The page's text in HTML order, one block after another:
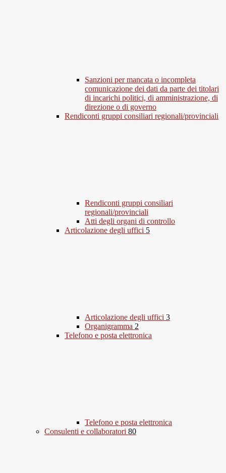
Sanzioni per mancata o incompleta
comunicazione dei dati da parte dei titolari
di incarichi politici, di amministrazione, di
direzione o di governo
Rendiconti gruppi consiliari regionali/provinciali
Rendiconti gruppi consiliari
regionali/provinciali
Atti degli organi di controllo
Articolazione degli uffici 5
Articolazione degli uffici 3
Organigramma 2
Telefono e posta elettronica
Telefono e posta elettronica
Consulenti e collaboratori 80